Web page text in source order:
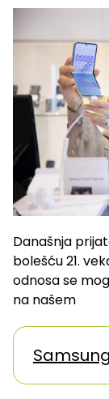
Današnja
bolešću 21.
odnosa se
na našem
Samsung